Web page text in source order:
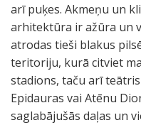
arī puķes. Akmeņu un
arhitektūra ir ažūra un
atrodas tieši blakus
teritoriju, kurā citviet
stadions, taču arī
Epidauras vai Atēnu
saglabājušās daļas un